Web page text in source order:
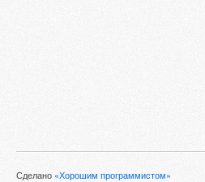
Сделано «Хорошим программистом»